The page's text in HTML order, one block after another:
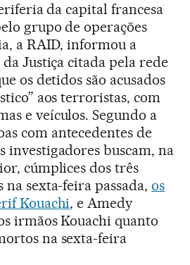
da capital francesa
grupo de operações
a RAID, informou a
Justiça citada pela rede
os detidos são acusados
aos terroristas, com
e veículos. Segundo a
com antecedentes de
investigadores buscam, na
cúmplices dos três
sexta-feira passada,os
Kouachi, e Amedy
irmãos Kouachi quanto
na sexta-feira